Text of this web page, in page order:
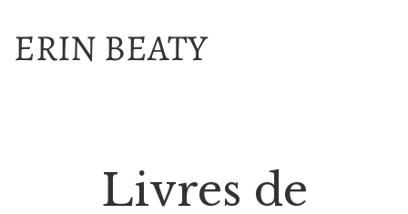
ERIN BEATY
Livres de